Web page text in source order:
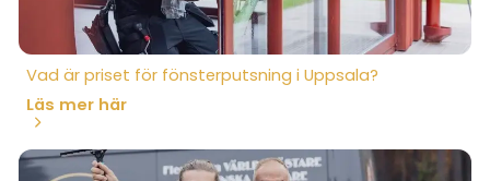
Vad är priset för fönsterputsning i Uppsala?
Läs mer här